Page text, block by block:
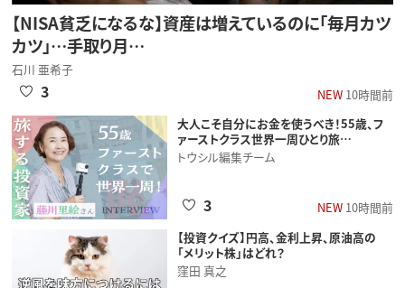
【NISA貧乏になるな】資産は増えているのに「毎月カツ
カツ」…手取り月…
石川 亜希子
NEW10時間前
3
大人こそ自分にお金を使うべき！55歳、フ
ァーストクラス世界一周ひとり旅…
トウシル編集チーム
NEW10時間前
3
【投資クイズ】円高、金利上昇、原油高の
「メリット株」はどれ？
窪田 真之